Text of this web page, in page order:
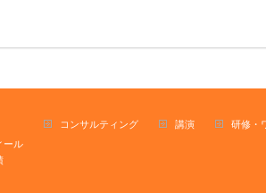
ール
コンサルティング 講演 研修・